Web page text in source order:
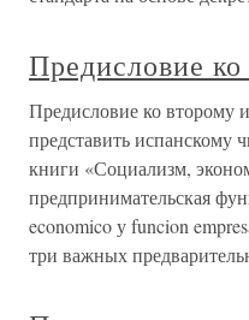
Предисловие
Предисловие ко второму
представить испанскому
книги «Социализм,
предпринимательская
economico у funcion
три важных